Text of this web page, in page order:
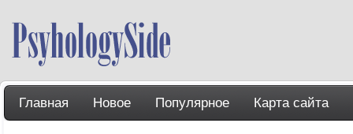
Главная Новое Популярное Карта сайта